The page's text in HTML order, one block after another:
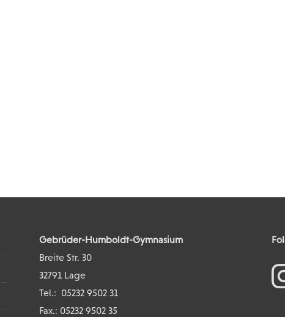
Gebrüder-Humboldt-Gymnasium
Breite Str. 30
32791 Lage
Tel.: 05232 9502 31
Fax.: 05232 9502 35